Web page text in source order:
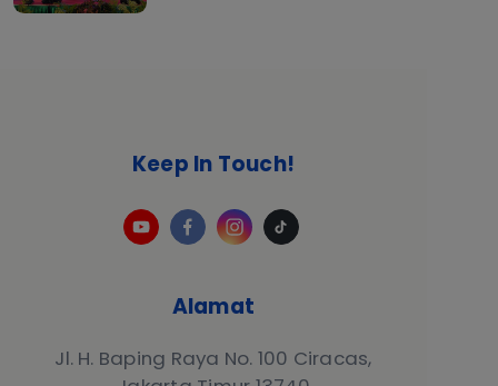
Alamat
Jl. H. Baping Raya No. 100 Ciracas,
Keep In Touch!